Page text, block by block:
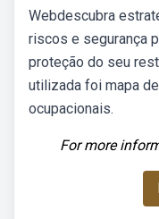
Webdescubra
riscos e segurança
proteção do seu
utilizada foi mapa
ocupacionais.
For more